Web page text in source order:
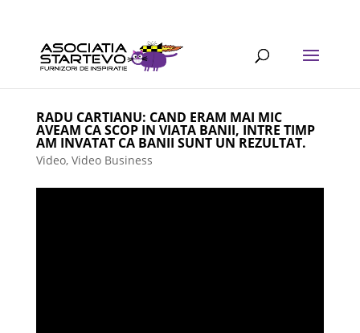
RADU CARTIANU: CAND ERAM MAI MIC
AVEAM CA SCOP IN VIATA BANII, INTRE TIMP
AM INVATAT CA BANII SUNT UN REZULTAT.
Video, Video Business